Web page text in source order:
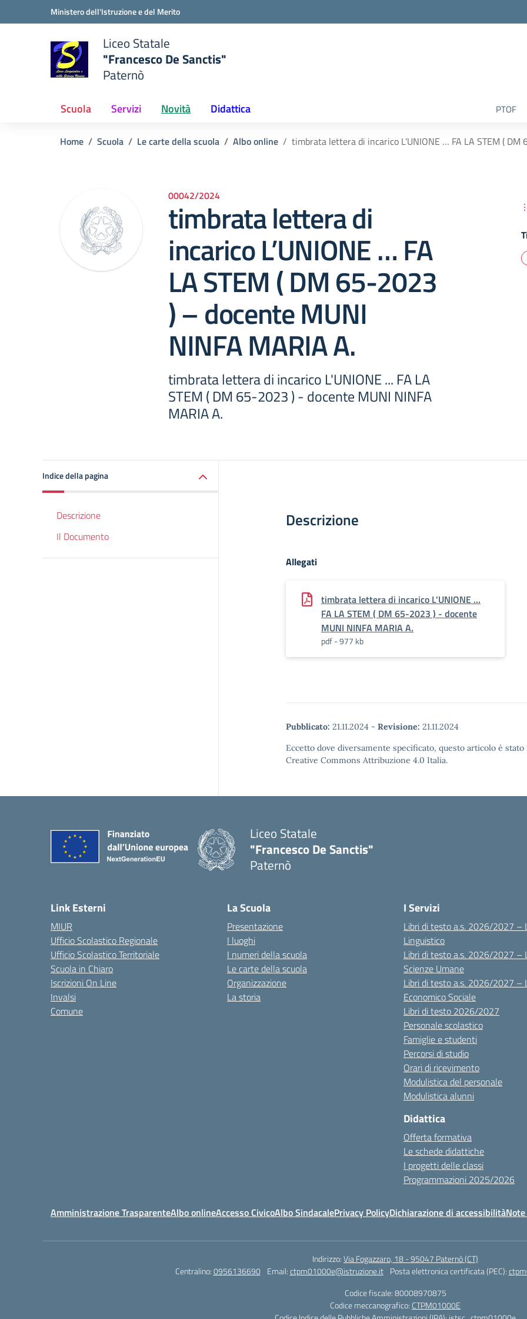
Vai ai contenuti
Vai al menu di navigazioneMinistero dell'Istruzione e del Merito
scuola
Liceo Statale
"Francesco De Sanctis"
Paternò
Scuola Servizi Novità Didattica PTOF
Home Scuola Le carte della scuola Albo online timbrata lettera di incarico L’UNIONE … FA LA STEM (
00042/2024
timbrata lettera di
incarico L’UNIONE … FA
LA STEM ( DM 65-2023
) – docente MUNI
NINFA MARIA A.
timbrata lettera di incarico L'UNIONE ... FA LA
STEM ( DM 65-2023 ) - docente MUNI NINFA
MARIA A.
Indice della pagina
Descrizione
Il Documento
Descrizione
Allegati
timbrata lettera di incarico L'UNIONE ...
FA LA STEM ( DM 65-2023 ) - docente
MUNI NINFA MARIA A.
pdf - 977 kb
Pubblicato: 21.11.2024 - Revisione: 21.11.2024
Eccetto dove diversamente specificato, questo articolo è
Creative Commons Attribuzione 4.0 Italia.
Liceo Statale
"Francesco De Sanctis"
Paternò
Link Esterni
MIUR
Ufficio Scolastico Regionale
Ufficio Scolastico Territoriale
Scuola in Chiaro
Iscrizioni On Line
Invalsi
Comune
La Scuola
Presentazione
I luoghi
I numeri della scuola
Le carte della scuola
Organizzazione
La storia
I Servizi
Libri di testo a.s. 2026/2027 –
Linguistico
Libri di testo a.s. 2026/2027 –
Scienze Umane
Libri di testo a.s. 2026/2027 –
Economico Sociale
Libri di testo 2026/2027
Personale scolastico
Famiglie e studenti
Percorsi di studio
Orari di ricevimento
Modulistica del personale
Modulistica alunni
Didattica
Offerta formativa
Le schede didattiche
I progetti delle classi
Programmazioni 2025/2026
Amministrazione TrasparenteAlbo onlineAccesso CivicoAlbo SindacalePrivacy PolicyDichiarazione di accessibilità
Indirizzo:Via Fogazzaro, 18 - 95047 Paternò (CT)
Centralino:0956136690 Email:ctpm01000e@istruzione.it Posta elettronica certificata (PEC):
Codice fiscale: 80008970875
Codice meccanografico: CTPM01000E